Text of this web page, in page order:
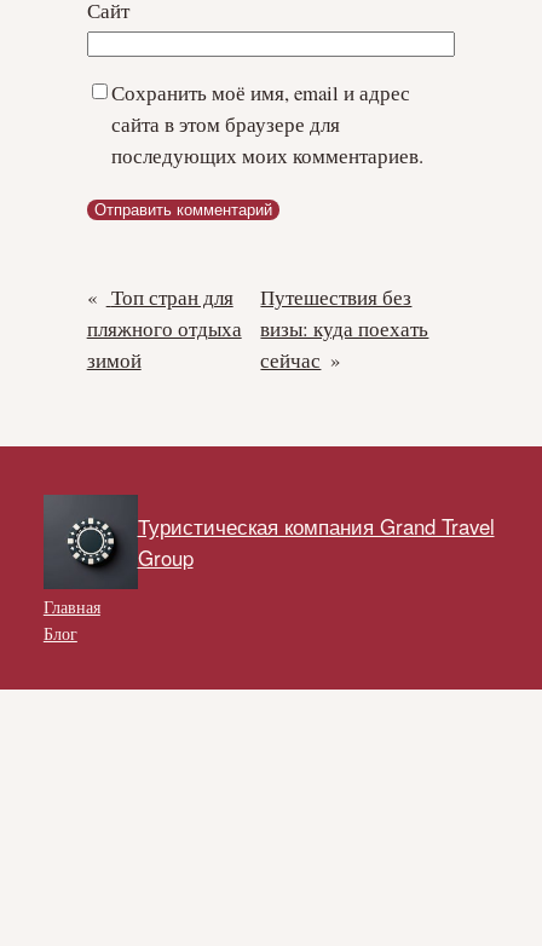
Сайт
Сохранить моё имя, email и адрес
сайта в этом браузере для
последующих моих комментариев.
« Топ стран для
пляжного отдыха
зимой
Путешествия без
визы: куда поехать
сейчас »
Туристическая компания Grand Travel
Group
Главная
Блог